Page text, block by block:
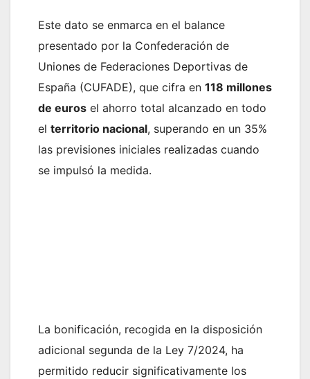
Este dato se enmarca en el balance
presentado por la Confederación de
Uniones de Federaciones Deportivas de
España (CUFADE), que cifra en 118 millones
de euros el ahorro total alcanzado en todo
el territorio nacional, superando en un 35%
las previsiones iniciales realizadas cuando
se impulsó la medida.
La bonificación, recogida en la disposición
adicional segunda de la Ley 7/2024, ha
permitido reducir significativamente los